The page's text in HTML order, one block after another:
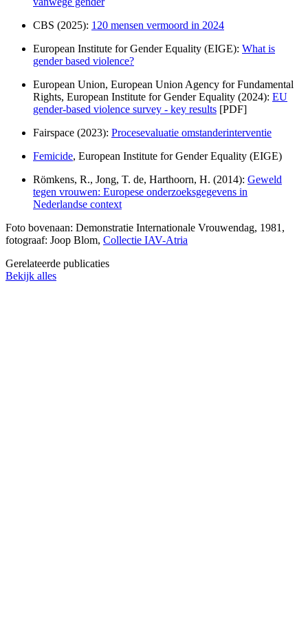
CBS (2025): 120 mensen vermoord in 2024
European Institute for Gender Equality (EIGE): What is
gender based violence?
European Union, European Union Agency for Fundamental
Rights, European Institute for Gender Equality (2024): EU
gender-based violence survey - key results [PDF]
Fairspace (2023): Procesevaluatie omstanderinterventie
Femicide, European Institute for Gender Equality (EIGE)
Römkens, R., Jong, T. de, Harthoorn, H. (2014): Geweld
tegen vrouwen: Europese onderzoeksgegevens in
Nederlandse context
Foto bovenaan: Demonstratie Internationale Vrouwendag, 1981,
fotograaf: Joop Blom, Collectie IAV-Atria
Gerelateerde publicaties
Bekijk alles